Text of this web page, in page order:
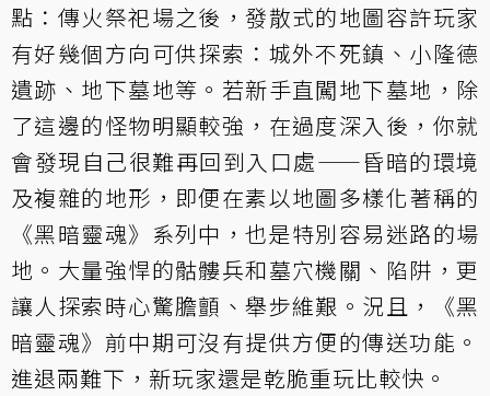
點：傳火祭祀場之後，發散式的地圖容許玩家
有好幾個方向可供探索：城外不死鎮、小隆德
遺跡、地下墓地等。若新手直闖地下墓地，除
了這邊的怪物明顯較強，在過度深入後，你就
會發現自己很難再回到入口處——昏暗的環境
及複雜的地形，即便在素以地圖多樣化著稱的
《黑暗靈魂》系列中，也是特別容易迷路的場
地。大量強悍的骷髏兵和墓穴機關、陷阱，更
讓人探索時心驚膽顫、舉步維艱。況且，《黑
暗靈魂》前中期可沒有提供方便的傳送功能。
進退兩難下，新玩家還是乾脆重玩比較快。